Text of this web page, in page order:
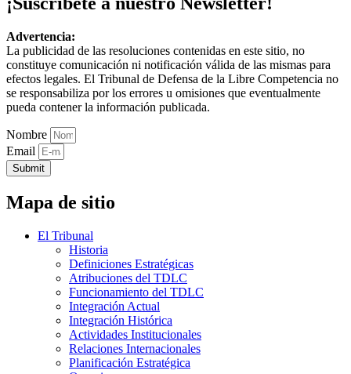
Advertencia:
La publicidad de las resoluciones contenidas en este sitio, no
constituye comunicación ni notificación válida de las mismas para
efectos legales. El Tribunal de Defensa de la Libre Competencia no
se responsabiliza por los errores u omisiones que eventualmente
pueda contener la información publicada.
Nombre
Email
Submit
Mapa de sitio
El Tribunal
Historia
Definiciones Estratégicas
Atribuciones del TDLC
Funcionamiento del TDLC
Integración Actual
Integración Histórica
Actividades Institucionales
Relaciones Internacionales
Planificación Estratégica